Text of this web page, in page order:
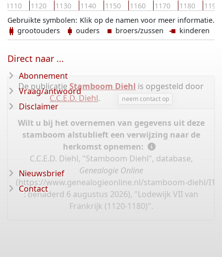
1110 1120 1130 1140 1150 1160 1170 1180 1190
Klik op de namen voor meer informatie.
Gebruikte symbolen:
grootouders
ouders broers/zussen kinderen
De publicatie Stamboom Diehl is opgesteld door
C.C.E.D. Diehl. neem contact op
Wilt u bij het overnemen van gegevens uit deze
stamboom alstublieft een verwijzing naar de
herkomst opnemen:
C.C.E.D. Diehl, "Stamboom Diehl", database,
Genealogie Online
(https://www.genealogieonline.nl/stamboom-diehl/
: benaderd 6 augustus 2026), "Lodewijk VII van
Frankrijk (1120-1180)".
Direct naar ...
Abonnement
Vraag/antwoord
Disclaimer
Nieuwsbrief
Contact